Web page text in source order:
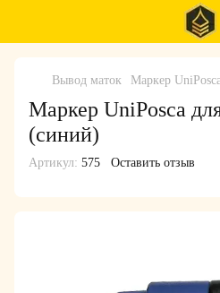
Вывод маток Маркер
Маркер UniPosca
(синий)
Артикул: 575 Оставить отзыв